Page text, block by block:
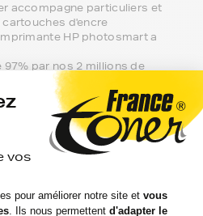
accompagne particuliers et
d'encre
HP photosmart a
par nos 2 millions de
référence. Nous proposons
toutes les plus grandes
Lexmark, Brother,
Olivetti, Ricoh.... et même les
HP photosmart a
le choix entre 3